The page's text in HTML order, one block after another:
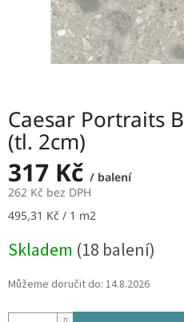
Caesar Portraits
(tl. 2cm)
317 Kč / balení
262 Kč bez DPH
Měrná
495,31 Kč / 1 m2
Skladem (18 balení)
Můžeme doručit do: 14.8.2026